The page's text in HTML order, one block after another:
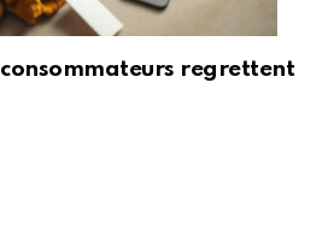
consommateurs regrettent